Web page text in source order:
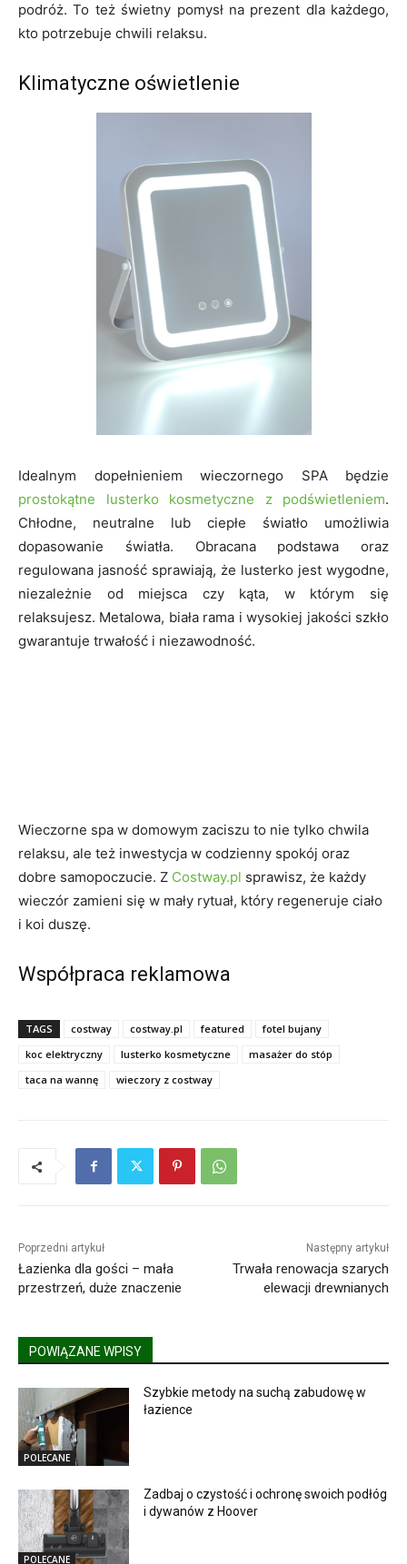
podróż. To też świetny pomysł na prezent dla każdego,
kto potrzebuje chwili relaksu.
Klimatyczne oświetlenie
Idealnym dopełnieniem wieczornego SPA będzie
prostokątne lusterko kosmetyczne z podświetleniem.
Chłodne, neutralne lub ciepłe światło umożliwia
dopasowanie światła. Obracana podstawa oraz
regulowana jasność sprawiają, że lusterko jest wygodne,
niezależnie od miejsca czy kąta, w którym się
relaksujesz. Metalowa, biała rama i wysokiej jakości szkło
gwarantuje trwałość i niezawodność.
Wieczorne spa w domowym zaciszu to nie tylko chwila
relaksu, ale też inwestycja w codzienny spokój oraz
dobre samopoczucie. Z Costway.pl sprawisz, że każdy
wieczór zamieni się w mały rytuał, który regeneruje ciało
i koi duszę.
Współpraca reklamowa
TAGS costway costway.pl featured
fotel bujany
koc elektryczny
lusterko kosmetyczne
masażer do stóp
taca na wannę
wieczory z costway
Poprzedni artykuł
Łazienka dla gości – mała
przestrzeń, duże znaczenie
Następny artykuł
Trwała renowacja szarych
elewacji drewnianych
POWIĄZANE WPISY
POLECANE
Szybkie metody na suchą zabudowę w
łazience
POLECANE
Zadbaj o czystość i ochronę swoich podłóg
i dywanów z Hoover